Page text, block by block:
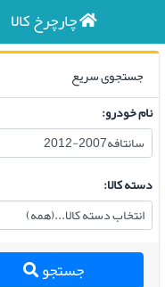
چارچرخ کالا
جستجوی سریع
نام خودرو:
سانتافه2007-2012
دسته کالا:
انتخاب دسته کالا...(همه)
جستجو